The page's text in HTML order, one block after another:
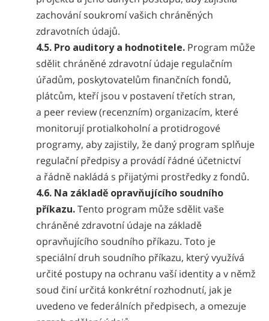
zachování soukromí vašich chráněných
zdravotních údajů.
4.5. Pro auditory a hodnotitele. Program může
sdělit chráněné zdravotní údaje regulačním
úřadům, poskytovatelům finančních fondů,
plátcům, kteří jsou v postavení třetích stran,
a peer review (recenzním) organizacím, které
monitorují protialkoholní a protidrogové
programy, aby zajistily, že daný program splňuje
regulační předpisy a provádí řádné účetnictví
a řádně nakládá s přijatými prostředky z fondů.
4.6. Na základě opravňujícího soudního
příkazu.Tento program může sdělit vaše
chráněné zdravotní údaje na základě
opravňujícího soudního příkazu. Toto je
speciální druh soudního příkazu, který využívá
určité postupy na ochranu vaší identity a v němž
soud činí určitá konkrétní rozhodnutí, jak je
uvedeno ve federálních předpisech, a omezuje